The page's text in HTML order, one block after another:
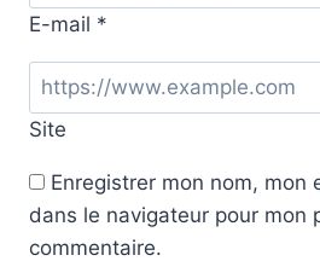
E-mail *
Site
Enregistrer mon nom, mon
dans le navigateur pour mon
commentaire.